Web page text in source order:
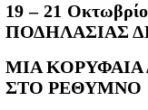
19 – 21
ΠΟΔΗΛΑΣΙΑΣ
ΜΙΑ
ΣΤΟ ΡΕΘΥΜΝΟ